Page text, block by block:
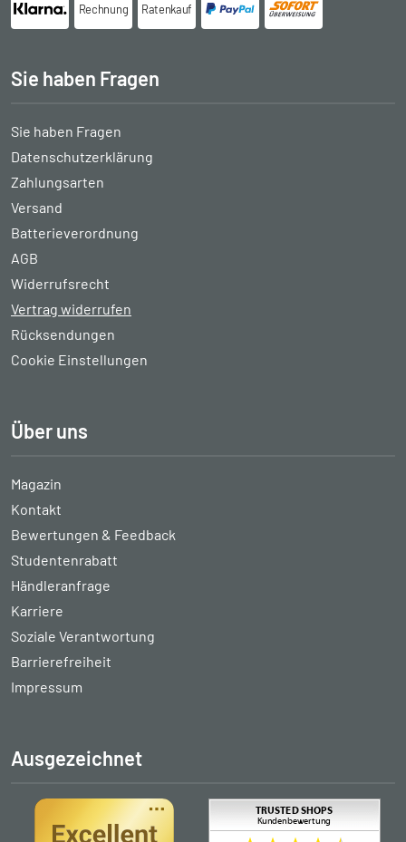
Rechnung Ratenkauf
Sie haben Fragen
Sie haben Fragen
Datenschutzerklärung
Zahlungsarten
Versand
Batterieverordnung
AGB
Widerrufsrecht
Vertrag widerrufen
Rücksendungen
Cookie Einstellungen
Über uns
Magazin
Kontakt
Bewertungen & Feedback
Studentenrabatt
Händleranfrage
Karriere
Soziale Verantwortung
Barrierefreiheit
Impressum
Ausgezeichnet